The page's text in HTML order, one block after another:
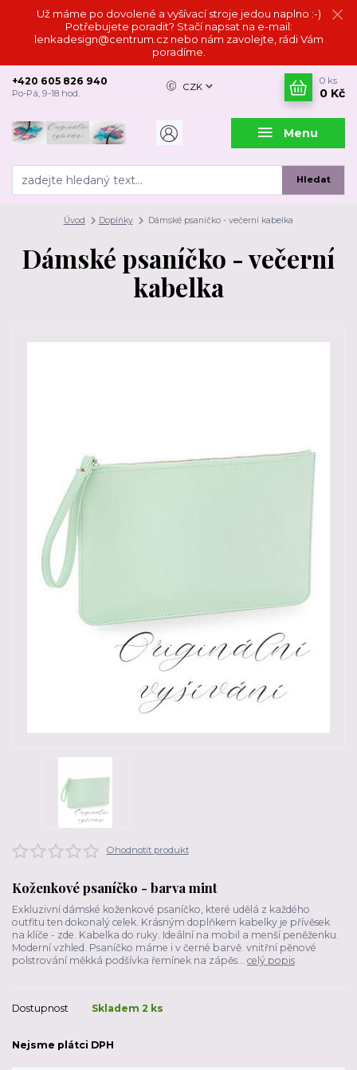
Už máme po dovolené a vyšívací stroje jedou naplno :-)
Potřebujete poradit? Stačí napsat na e-mail:
lenkadesign@centrum.cz nebo nám zavolejte, rádi Vám
poradíme.
Menu
CZK
Hledat
+420 605 826 940
Po-Pá, 9-18 hod.
0 ks
0 Kč
Úvod Doplňky Dámské psaníčko - večerní kabelka
Dámské psaníčko - večerní
kabelka
Ohodnotit produkt
Koženkové psaníčko - barva mint
Exkluzivní dámské koženkové psaníčko, které udělá z každého
outfitu ten dokonalý celek. Krásným doplňkem kabelky je přívěsek
na klíče - zde. Kabelka do ruky. Ideální na mobil a menší peněženku.
Moderní vzhled. Psaníčko máme i v černé barvě. vnitřní pěnové
polstrování měkká podšívka řemínek na zápěs... celý popis
Dostupnost Skladem 2 ks
Nejsme plátci DPH